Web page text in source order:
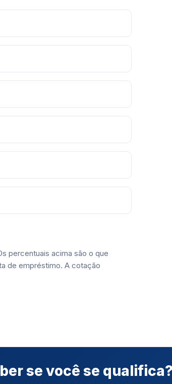
percentuais acima são o que
de empréstimo. A cotação
se você se